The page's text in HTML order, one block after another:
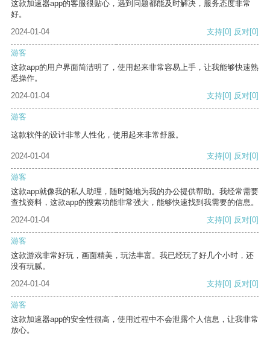
这款加速器app的客服很贴心，遇到问题都能及时解决，服务态度非常
好。
2024-01-04
支持[0] 反对[0]
游客
这款app的用户界面简洁明了，使用起来非常容易上手，让我能够快速熟
悉操作。
2024-01-04
支持[0] 反对[0]
游客
这款软件的设计非常人性化，使用起来非常舒服。
2024-01-04 支持[0] 反对[0]
游客
这款app就像我的私人助理，随时随地为我的办公提供帮助。我经常需要
查找资料，这款app的搜索功能非常强大，能够快速找到我需要的信息。
2024-01-04
支持[0] 反对[0]
游客
这款游戏非常好玩，画面精美，玩法丰富。我已经玩了好几个小时，还
没有玩腻。
2024-01-04
支持[0] 反对[0]
游客
这款加速器app的安全性很高，使用过程中不会泄露个人信息，让我非常
放心。